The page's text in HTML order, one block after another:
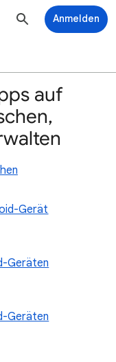
Anmelden
auf
Gerät
Geräten
Geräten